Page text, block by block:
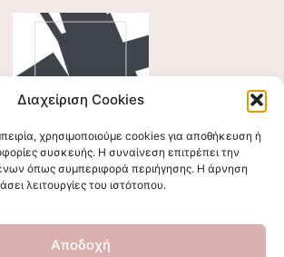
Διαχείριση Cookies
χρησιμοποιούμε cookies για αποθήκευση ή
συσκευής. Η συναίνεση επιτρέπει την
όπως συμπεριφορά περιήγησης. Η άρνηση
λειτουργίες του ιστότοπου.
Αποδοχή
μας
Επικοινωνήστε μαζί μας